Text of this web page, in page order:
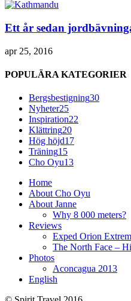
Ett år sedan
apr 25, 2016
POPULÄRA KATEGORIER
Bergsbestigning30
Nyheter25
Inspiration22
Klättring20
Hög höjd17
Träning15
Cho Oyu13
Home
About Cho Oyu
About Janne
Why 8 000 meters?
Reviews
Exped Orion
The North Face –
Photos
Aconcagua 2013
English